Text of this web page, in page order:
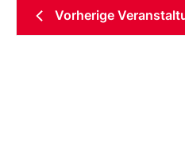
Vorherige